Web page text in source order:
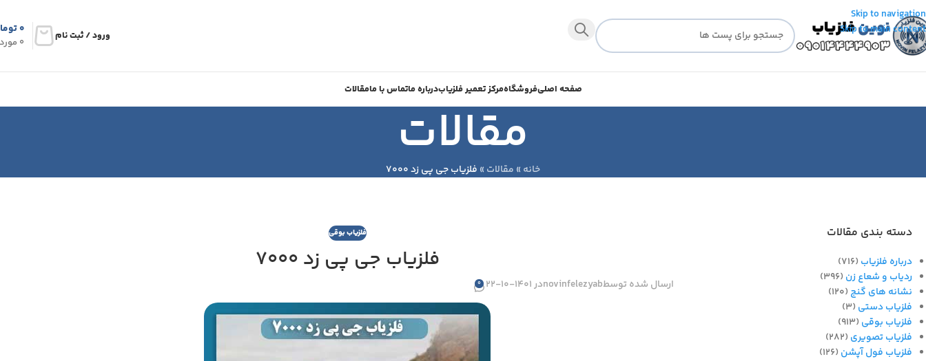
Skip to navigation
Skip to main content
ورود / ثبت نام
0 مورد
۰
صفحه اصلیفروشگاهمرکز تعمیر فلزیابدرباره ماتماس با مامقالات
مقالاتخانه » مقالات » فلزیاب جی پی زد 7000
دسته بندی مقالات
درباره فلزیاب (716)
ردیاب و شعاع زن (396)
نشانه های گنج (120)
فلزیاب دستی (3)
فلزیاب بوقی (913)
فلزیاب تصویری (282)
فلزیاب فول آپشن (126)
فلزیاب بوقی
فلزیاب جی پی زد 7000
ارسال شده توسطnovinfelezyabدر 1401-10-22 0